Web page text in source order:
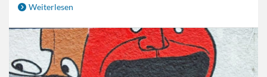
Weiterlesen